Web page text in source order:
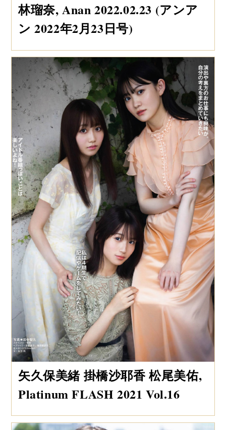
林瑠奈, Anan 2022.02.23 (アンア
ン 2022年2月23日号)
矢久保美緒 掛橋沙耶香 松尾美佑,
Platinum FLASH 2021 Vol.16